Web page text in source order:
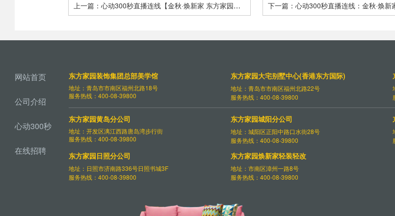
上一篇：心动300秒直播连线【金秋·焕新家 东方家园双
下一篇：心动300秒直播连线：金秋·焕新
网站首页
公司介绍
心动300秒
在线招聘
东方家园装饰集团总部美学馆
地址：青岛市市南区福州北路18号
服务热线：400-08-39800
东方家园大宅别墅中心(香港东方国际)
地址：青岛市市南区福州北路22号
服务热线：400-08-39800
东方家园黄岛分公司
地址：开发区漓江西路唐岛湾步行街
服务热线：400-08-39800
东方家园城阳分公司
地址：城阳区正阳中路口水街28号
服务热线：400-08-39800
东方家园日照分公司
地址：日照市济南路336号日照书城3F
服务热线：400-08-39800
东方家园焕新家轻装轻改
地址：市南区漳州一路8号
服务热线：400-08-39800